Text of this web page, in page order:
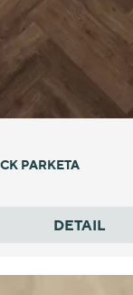
PARKETA
DETAIL